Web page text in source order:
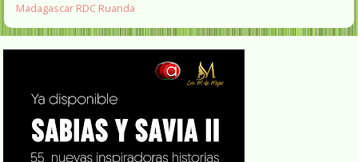
Madagascar RDC Ruanda